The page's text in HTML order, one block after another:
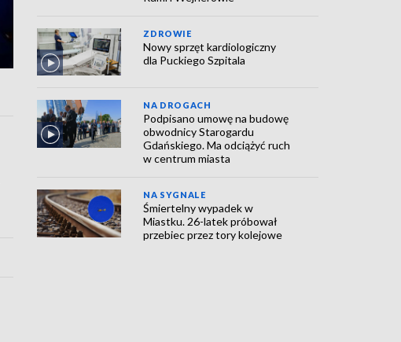
ZDROWIE
Nowy sprzęt kardiologiczny
dla Puckiego Szpitala
NA DROGACH
Podpisano umowę na budowę
obwodnicy Starogardu
Gdańskiego. Ma odciążyć ruch
w centrum miasta
NA SYGNALE
Śmiertelny wypadek w
Miastku. 26-latek próbował
przebiec przez tory kolejowe